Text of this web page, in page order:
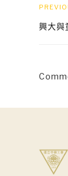
興大與